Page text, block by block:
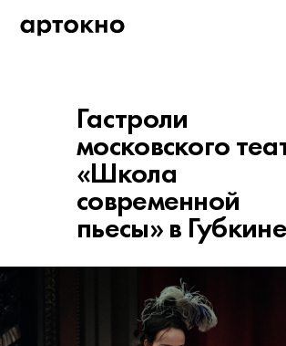
Гастроли
московского
«Школа
современной
пьесы» в